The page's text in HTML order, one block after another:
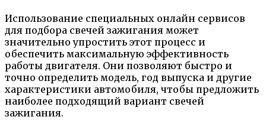
Использование специальных онлайн сервисов
для подбора свечей зажигания может
значительно упростить этот процесс и
обеспечить максимальную эффективность
работы двигателя. Они позволяют быстро и
точно определить модель, год выпуска и другие
характеристики автомобиля, чтобы предложить
наиболее подходящий вариант свечей
зажигания.